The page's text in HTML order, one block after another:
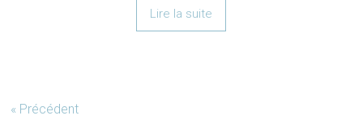
Lire la suite
« Précédent